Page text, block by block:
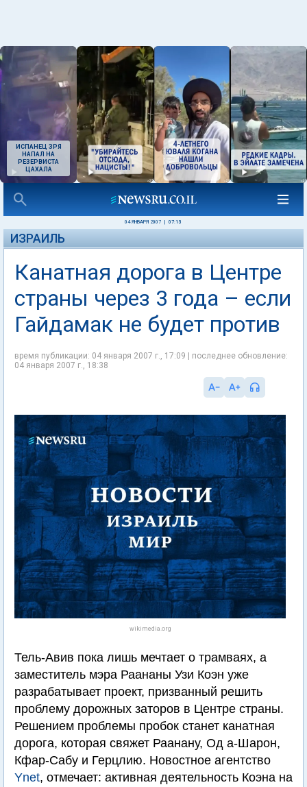
ИСПАНЕЦ ЗРЯ
НАПАЛ НА
РЕЗЕРВИСТА
ЦАХАЛА
04 ЯНВАРЯ 2007 07:13
ИЗРАИЛЬ
Канатная дорога в Центре
страны через 3 года – если
Гайдамак не будет против
время публикации: 04 января 2007 г., 17:09 | последнее обновление:
04 января 2007 г., 18:38
wikimedia.org
Тель-Авив пока лишь мечтает о трамваях, а
заместитель мэра Раананы Узи Коэн уже
разрабатывает проект, призванный решить
проблему дорожных заторов в Центре страны.
Решением проблемы пробок станет канатная
дорога, которая свяжет Раанану, Од а-Шарон,
Кфар-Сабу и Герцлию. Новостное агентство
Ynet, отмечает: активная деятельность Коэна на